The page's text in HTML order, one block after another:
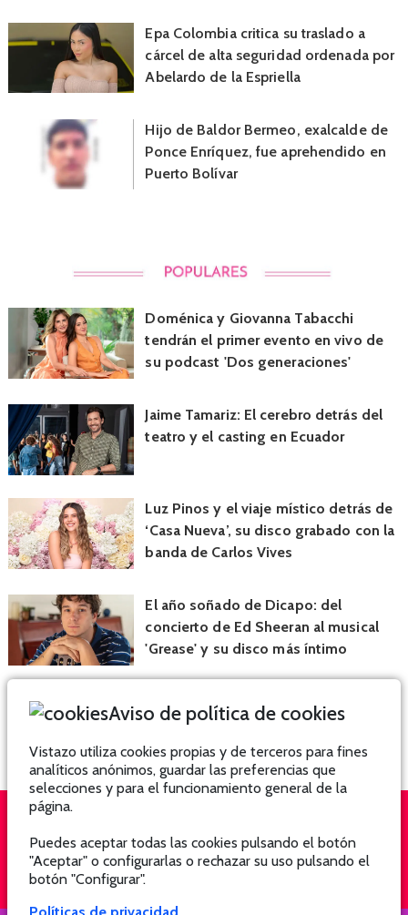
Epa Colombia critica su traslado a
cárcel de alta seguridad ordenada por
Abelardo de la Espriella
Hijo de Baldor Bermeo, exalcalde de
Ponce Enríquez, fue aprehendido en
Puerto Bolívar
Doménica y Giovanna Tabacchi
tendrán el primer evento en vivo de
su podcast 'Dos generaciones'
Jaime Tamariz: El cerebro detrás del
teatro y el casting en Ecuador
Luz Pinos y el viaje místico detrás de
‘Casa Nueva’, su disco grabado con la
banda de Carlos Vives
El año soñado de Dicapo: del
concierto de Ed Sheeran al musical
'Grease' y su disco más íntimo
QUIÉNES SOMOS SUSCRÍBETE
Aviso de política de cookies
Vistazo utiliza cookies propias y de terceros para fines
analíticos anónimos, guardar las preferencias que
selecciones y para el funcionamiento general de la
página.
Puedes aceptar todas las cookies pulsando el botón
"Aceptar" o configurarlas o rechazar su uso pulsando el
botón "Configurar".